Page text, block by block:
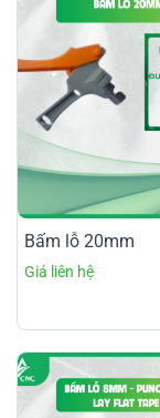
Bấm lỗ 20mm